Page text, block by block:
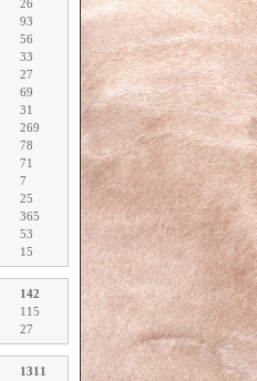
26
93
56
33
27
69
31
269
78
71
7
25
365
53
15
142
115
27
1311